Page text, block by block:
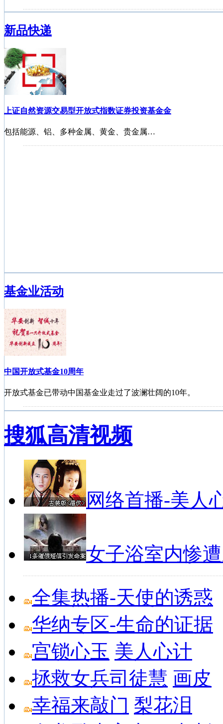
公募基金进入对冲时代
基金公司点评2012年1月宏观经济数据
新品快递
上证自然资源交易型开放式指数证券投资基金金
包括能源、铝、多种金属、黄金、贵金属…
基金业活动
中国开放式基金10周年
开放式基金已带动中国基金业走过了波澜壮阔的10年。
中国基金投资者服务巡讲活动苏州站
2010年陆续将有九场巡讲活动。
私募经理在线
私募基金排行榜 私募基金峰会
搜狐高清视频
网络首播-美人
女子浴室内惨
全集热播-天使的诱惑
华纳专区-生命的证据
宫锁心玉 美人心计
拯救女兵司徒慧 画皮
幸福来敲门 梨花泪